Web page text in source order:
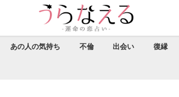
あの人の気持ち 不倫 出会い 復縁